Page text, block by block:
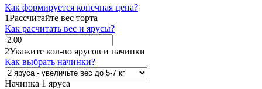
Как формируется конечная цена?
1Рассчитайте вес торта
Как расчитать вес и ярусы?
2Укажите кол-во ярусов и начинки
Как выбрать начинки?
Начинка 1 яруса